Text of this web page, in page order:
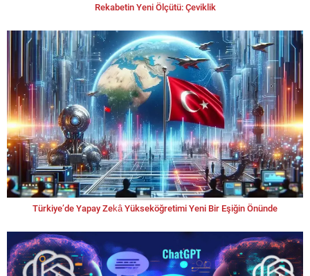
Rekabetin Yeni Ölçütü: Çeviklik
Türkiye’de Yapay Zekâ Yükseköğretimi Yeni Bir Eşiğin Önünde